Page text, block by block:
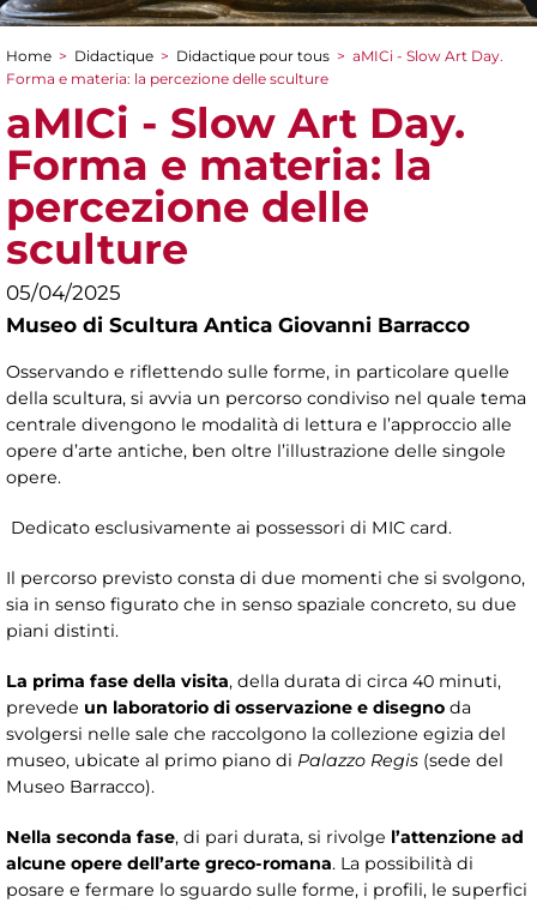
You are here
Home > Didactique > Didactique pour tous > aMICi - Slow Art Day.
Forma e materia: la percezione delle sculture
aMICi - Slow Art Day.
Forma e materia: la
percezione delle
sculture
05/04/2025
Museo di Scultura Antica Giovanni Barracco
Osservando e riflettendo sulle forme, in particolare quelle
della scultura, si avvia un percorso condiviso nel quale tema
centrale divengono le modalità di lettura e l’approccio alle
opere d’arte antiche, ben oltre l’illustrazione delle singole
opere.
Dedicato esclusivamente ai possessori di MIC card.
Il percorso previsto consta di due momenti che si svolgono,
sia in senso figurato che in senso spaziale concreto, su due
piani distinti.
La prima fase della visita, della durata di circa 40 minuti,
prevede un laboratorio di osservazione e disegno da
svolgersi nelle sale che raccolgono la collezione egizia del
museo, ubicate al primo piano di Palazzo Regis (sede del
Museo Barracco).
Nella seconda fase, di pari durata, si rivolge l’attenzione ad
alcune opere dell’arte greco-romana. La possibilità di
posare e fermare lo sguardo sulle forme, i profili, le superfici